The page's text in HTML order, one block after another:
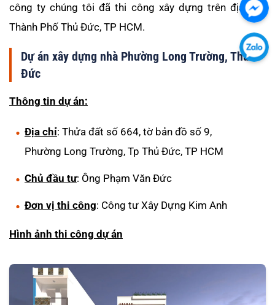
công ty chúng tôi đã thi công xây dựng trên địa bàn
Thành Phố Thủ Đức, TP HCM.
Dự án xây dựng nhà Phường Long Trường, Thủ
Đức
Thông tin dự án:
Địa chỉ: Thửa đất số 664, tờ bản đồ số 9,
Phường Long Trường, Tp Thủ Đức, TP HCM
Chủ đầu tư: Ông Phạm Văn Đức
Đơn vị thi công: Công tư Xây Dựng Kim Anh
Hình ảnh thi công dự án
Chát
với
tôi
Chát